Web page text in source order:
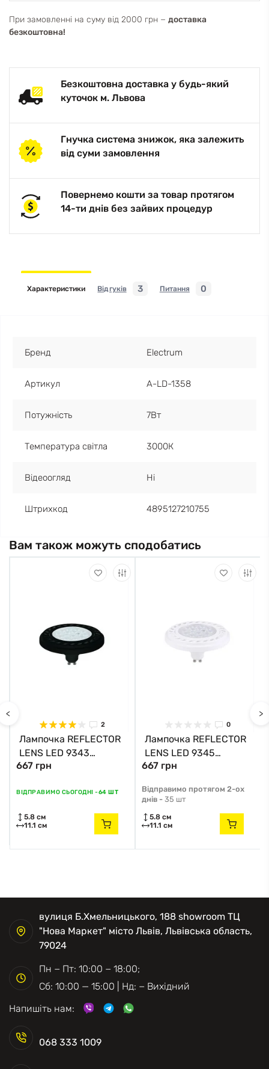
При замовленні на суму від 2000 грн − доставка
безкоштовна!
Безкоштовна доставка у будь-який
куточок м. Львова
Гнучка система знижок, яка залежить
від суми замовлення
Повернемо кошти за товар протягом
14-ти днів без зайвих процедур
Характеристики Відгуків 3 Питання 0
Бренд Electrum
Артикул A-LD-1358
Потужність 7Вт
Температура світла 3000К
Відеоогляд Ні
Штрихкод 4895127210755
Вам також можуть сподобатись
<
2
Лампочка REFLECTOR
LENS LED 9343
Nowodvorski
667 грн
ВІДПРАВИМО СЬОГОДНІ -64 ШТ
5.8 см
11.1 см
0
Лампочка REFLECTOR
LENS LED 9345
Nowodvorski
667 грн
Відправимо протягом 2-ох
днів - 35 шт
5.8 см
11.1 см
>
068 333 1009
вулиця Б.Хмельницького, 188 showroom ТЦ
"Нова Маркет" місто Львів, Львівська область,
79024
Пн − Пт: 10:00 − 18:00;
Сб: 10:00 — 15:00 | Нд: − Вихідний
Напишіть нам: